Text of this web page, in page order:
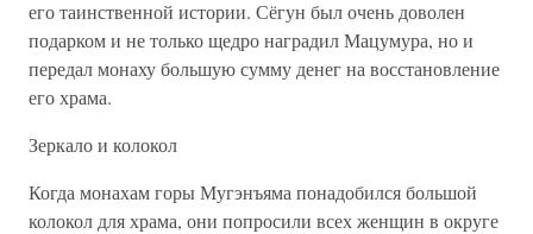
его таинственной истории. Сёгун был очень доволен
подарком и не только щедро наградил Мацумура, но и
передал монаху большую сумму денег на восстановление
его храма.
Зеркало и колокол
Когда монахам горы Мугэнъяма понадобился большой
колокол для храма, они попросили всех женщин в округе